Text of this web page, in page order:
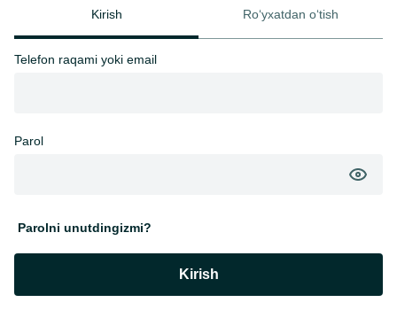
Kirish Ro‘yxatdan o‘tish
Telefon raqami yoki email
Parol
Parolni unutdingizmi?
Kirish